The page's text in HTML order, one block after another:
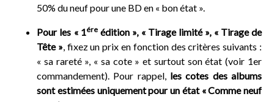
50% du neuf pour une BD en « bon état ».
Pour les « 1éreédition », « Tirage limité », « Tirage de
Tête », fixez un prix en fonction des critères suivants :
« sa rareté », « sa cote » et surtout son état (voir 1er
commandement). Pour rappel, les cotes des albums
sont estimées uniquement pour un état « Comme neuf